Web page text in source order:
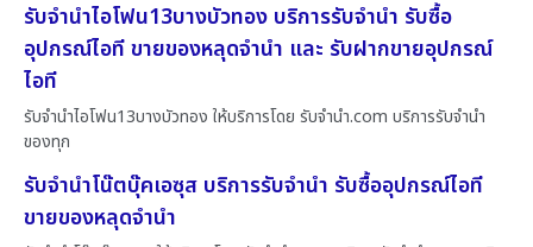
รับจำนำไอโฟน13บางบัวทอง บริการรับจำนำ รับซื้อ
อุปกรณ์ไอที ขายของหลุดจำนำ และ รับฝากขายอุปกรณ์
ไอที
รับจำนำไอโฟน13บางบัวทอง ให้บริการโดย รับจํานํา.com บริการรับจำนำ
ของทุก
รับจำนำโน๊ตบุ๊คเอซุส บริการรับจำนำ รับซื้ออุปกรณ์ไอที
ขายของหลุดจำนำ